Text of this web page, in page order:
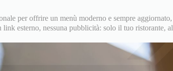
per offrire un menù moderno e sempre aggiornato,
esterno, nessuna pubblicità: solo il tuo ristorante, al